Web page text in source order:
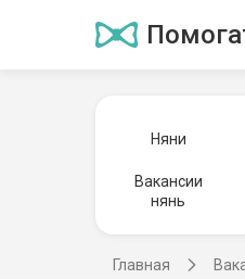
Няни
Вакансии
нянь
Главная